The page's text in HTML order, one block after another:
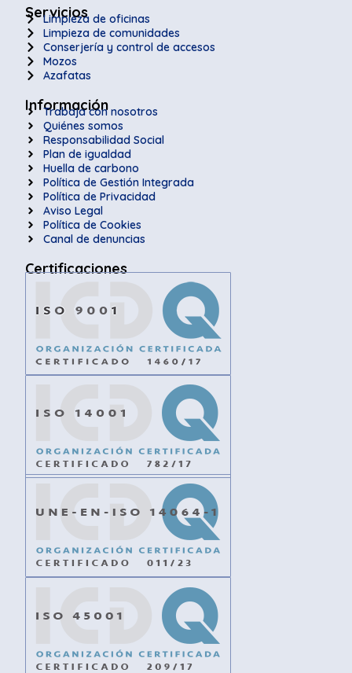
Servicios
Limpieza de oficinas
Limpieza de comunidades
Conserjería y control de accesos
Mozos
Azafatas
Información
Trabaja con nosotros
Quiénes somos
Responsabilidad Social
Plan de igualdad
Huella de carbono
Política de Gestión Integrada
Política de Privacidad
Aviso Legal
Política de Cookies
Canal de denuncias
Certificaciones